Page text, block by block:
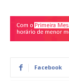
Facebook